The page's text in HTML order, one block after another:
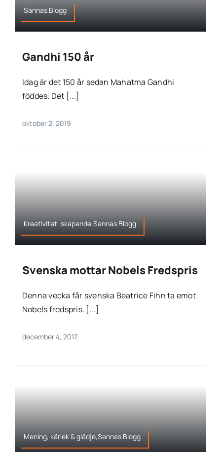
Sannas Blogg
Gandhi 150 år
Idag är det 150 år sedan Mahatma Gandhi
föddes. Det [...]
oktober 2, 2019
Kreativitet, skapande,Sannas Blogg
Svenska mottar Nobels Fredspris
Denna vecka får svenska Beatrice Fihn ta emot
Nobels fredspris. [...]
december 4, 2017
Mening, kärlek & glädje,Sannas Blogg